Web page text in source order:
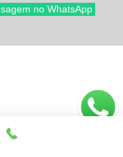
no WhatsApp